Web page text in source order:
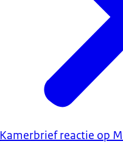
Kamerbrief reactie op